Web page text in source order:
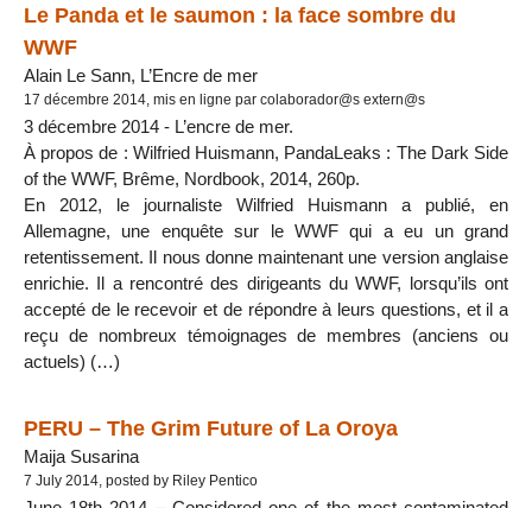
Le Panda et le saumon : la face sombre du
WWF
Alain Le Sann, L’Encre de mer
17 décembre 2014, mis en ligne par colaborador@s extern@s
3 décembre 2014 - L’encre de mer.
À propos de : Wilfried Huismann, PandaLeaks : The Dark Side
of the WWF, Brême, Nordbook, 2014, 260p.
En 2012, le journaliste Wilfried Huismann a publié, en
Allemagne, une enquête sur le WWF qui a eu un grand
retentissement. Il nous donne maintenant une version anglaise
enrichie. Il a rencontré des dirigeants du WWF, lorsqu’ils ont
accepté de le recevoir et de répondre à leurs questions, et il a
reçu de nombreux témoignages de membres (anciens ou
actuels) (…)
PERU – The Grim Future of La Oroya
Maija Susarina
7 July 2014, posted by Riley Pentico